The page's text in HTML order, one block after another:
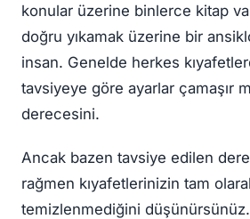
konular üzerine binlerce kitap
doğru yıkamak üzerine bir
insan. Genelde herkes
tavsiyeye göre ayarlar çamaşır
derecesini.
Ancak bazen tavsiye edilen
rağmen kıyafetlerinizin tam
temizlenmediğini